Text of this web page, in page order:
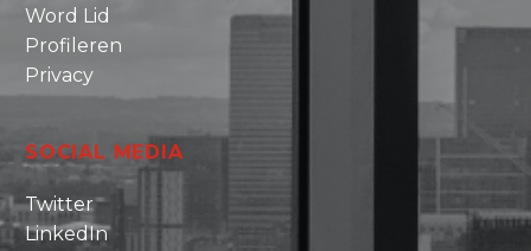
Word Lid
Profileren
Privacy
SOCIAL MEDIA
Twitter
LinkedIn